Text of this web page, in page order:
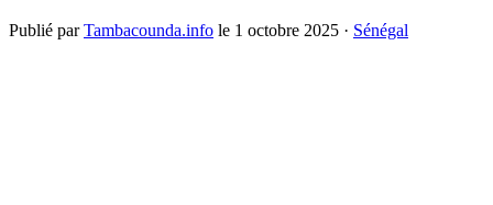
Publié parTambacounda.info le 1 octobre 2025 · Sénégal